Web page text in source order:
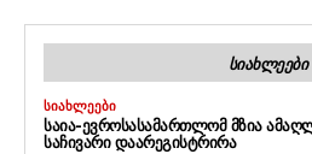
ᲡᲘᲐᲮᲚᲔᲔᲑᲘ
ᲡᲘᲐᲮᲚᲔᲔᲑᲘ
ᲡᲐᲘᲐ-ᲔᲕᲠᲝᲡᲐᲡᲐᲛᲐᲠᲗᲚᲝᲛ ᲛᲖᲘᲐ
ᲡᲐᲩᲘᲕᲐᲠᲘ ᲓᲐᲐᲠᲔᲒᲘᲡᲢᲠᲘᲠᲐ